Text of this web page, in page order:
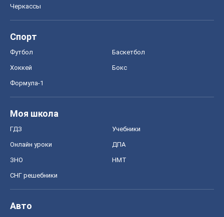
Черкассы
Спорт
Футбол Баскетбол
Хоккей Бокс
Формула-1
Моя школа
ГДЗ Учебники
Онлайн уроки ДПА
ЗНО НМТ
СНГ решебники
Авто